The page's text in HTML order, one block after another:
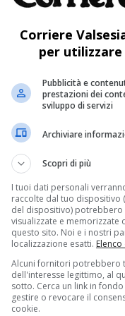
di euro
Riboldi
di libera
rivalutate
contesto di
Corriere
per
Pubblicità e
prestazioni dei
sviluppo di servizi
Archiviare
Scopri di più
I tuoi dati personali
raccolte dal tuo dispositivo
del dispositivo) potrebbero
visualizzate e memorizzate
questo sito. Noi e i nostri
localizzazione esatti.
Alcuni fornitori potrebbero
dell'interesse legittimo, al
sotto. Cerca un link in
gestire o revocare il
cookie.